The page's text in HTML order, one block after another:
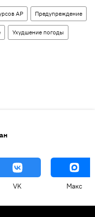
АР Предупреждение
Ухудшение погоды
VK Макс